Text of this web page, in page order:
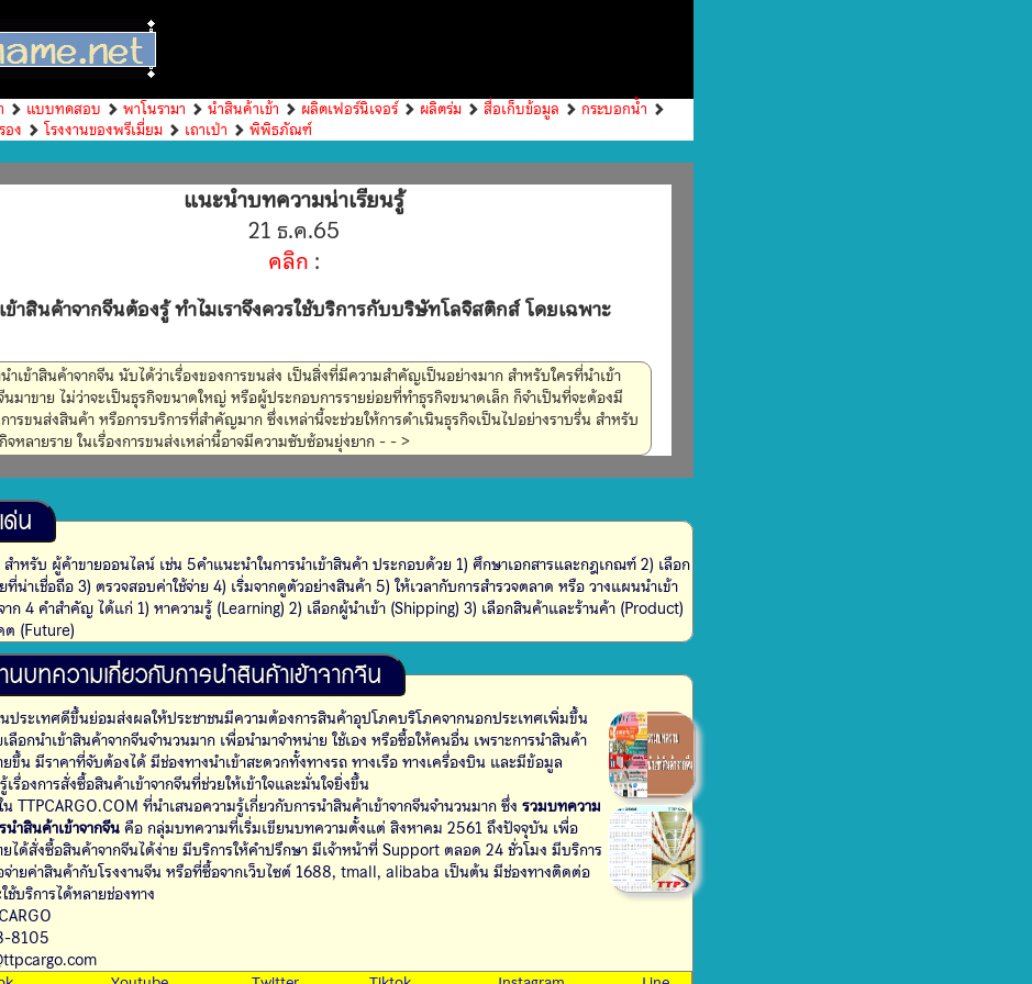
แบบทดสอบ พาโนรามา นำสินค้าเข้า ผลิตเฟอร์นิเจอร์ ผลิตร่ม สื่อเก็บข้อมูล
กระบอกน้ำ
อง โรงงานของพรีเมี่ยม เถาเป่า พิพิธภัณฑ์
แนะนำบทความน่าเรียนรู้
21 ธ.ค.65
คลิก :
ข้าสินค้าจากจีนต้องรู้ ทำไมเราจึงควรใช้บริการกับบริษัทโลจิสติกส์ โดยเฉพาะ
ำเข้าสินค้าจากจีน นับได้ว่าเรื่องของการขนส่ง เป็นสิ่งที่มีความสำคัญเป็นอย่างมาก สำหรับใครที่นำเข้า
นมาขาย ไม่ว่าจะเป็นธุรกิจขนาดใหญ่ หรือผู้ประกอบการรายย่อยที่ทำธุรกิจขนาดเล็ก ก็จำเป็นที่จะต้องมี
ารขนส่งสินค้า หรือการบริการที่สำคัญมาก ซึ่งเหล่านี้จะช่วยให้การดำเนินธุรกิจเป็นไปอย่างราบรื่น สำหรับ
จหลายราย ในเรื่องการขนส่งเหล่านี้อาจมีความซับซ้อนยุ่งยาก - - >
ด่น
ำหรับ ผู้ค้าขายออนไลน์ เช่น 5คำแนะนำในการนำเข้าสินค้า ประกอบด้วย 1) ศึกษาเอกสารและกฎเกณฑ์ 2) เลือก
ที่น่าเชื่อถือ 3) ตรวจสอบค่าใช้จ่าย 4) เริ่มจากดูตัวอย่างสินค้า 5) ให้เวลากับการสำรวจตลาด หรือ วางแผนนำเข้า
าก 4 คำสำคัญ ได้แก่ 1) หาความรู้ (Learning) 2) เลือกผู้นำเข้า (Shipping) 3) เลือกสินค้าและร้านค้า (Product)
ต (Future)
นบทความเกี่ยวกับการนำสินค้าเข้าจากจีน
ประเทศดีขึ้นย่อมส่งผลให้ประชาชนมีความต้องการสินค้าอุปโภคบริโภคจากนอกประเทศเพิ่มขึ้น
อกนำเข้าสินค้าจากจีนจำนวนมาก เพื่อนำมาจำหน่าย ใช้เอง หรือซื้อให้คนอื่น เพราะการนำสินค้า
ยขึ้น มีราคาที่จับต้องได้ มีช่องทางนำเข้าสะดวกทั้งทางรถ ทางเรือ ทางเครื่องบิน และมีข้อมูล
เรื่องการสั่งซื้อสินค้าเข้าจากจีนที่ช่วยให้เข้าใจและมั่นใจยิ่งขึ้น
TTPCARGO.COM ที่นำเสนอความรู้เกี่ยวกับการนำสินค้าเข้าจากจีนจำนวนมาก ซึ่ง รวมบทความ
นำสินค้าเข้าจากจีนคือ กลุ่มบทความที่เริ่มเขียนบทความตั้งแต่ สิงหาคม 2561 ถึงปัจจุบัน เพื่อ
ด้สั่งซื้อสินค้าจากจีนได้ง่าย มีบริการให้คำปรึกษา มีเจ้าหน้าที่ Support ตลอด 24 ชั่วโมง มีบริการ
จ่ายค่าสินค้ากับโรงงานจีน หรือที่ซื้อจากเว็บไซต์ 1688, tmall, alibaba เป็นต้น มีช่องทางติดต่อ
บริการได้หลายช่องทาง
8105